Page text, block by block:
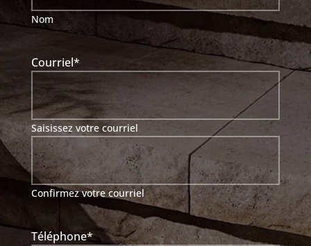
Nom
Courriel*
Saisissez votre courriel
Confirmez votre courriel
Téléphone*